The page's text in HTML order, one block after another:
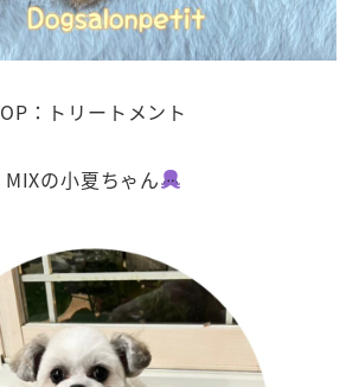
OP：トリートメント
MIXの小夏ちゃん